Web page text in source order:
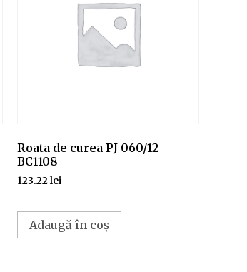
Roata de curea PJ 060/12
BC1108
123.22lei
Adaugă în coș